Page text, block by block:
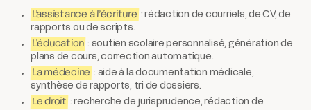
L’assistance à l’écriture : rédaction de courriels, de CV, de
rapports ou de scripts.
L’éducation : soutien scolaire personnalisé, génération de
plans de cours, correction automatique.
La médecine : aide à la documentation médicale,
synthèse de rapports, tri de dossiers.
Le droit : recherche de jurisprudence, rédaction de